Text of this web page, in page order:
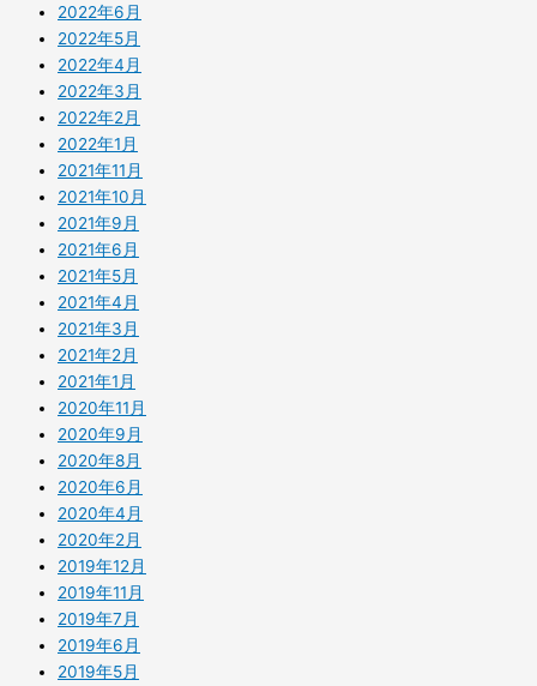
2022年6月
2022年5月
2022年4月
2022年3月
2022年2月
2022年1月
2021年11月
2021年10月
2021年9月
2021年6月
2021年5月
2021年4月
2021年3月
2021年2月
2021年1月
2020年11月
2020年9月
2020年8月
2020年6月
2020年4月
2020年2月
2019年12月
2019年11月
2019年7月
2019年6月
2019年5月